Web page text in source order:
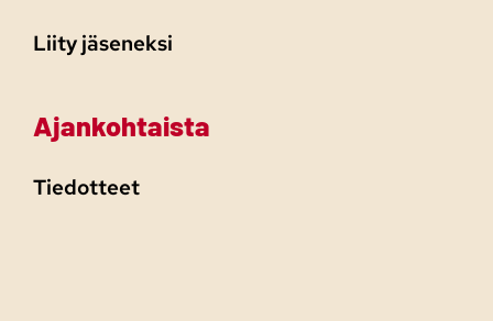
Liity jäseneksi
Ajankohtaista
Tiedotteet